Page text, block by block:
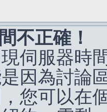
不正確！
伺服器時
因為討論
您可以在